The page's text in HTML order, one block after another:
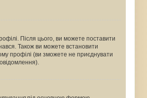
Після цього, ви можете поставити
Також ви можете встановити
профілі (ви зможете не приєднувати